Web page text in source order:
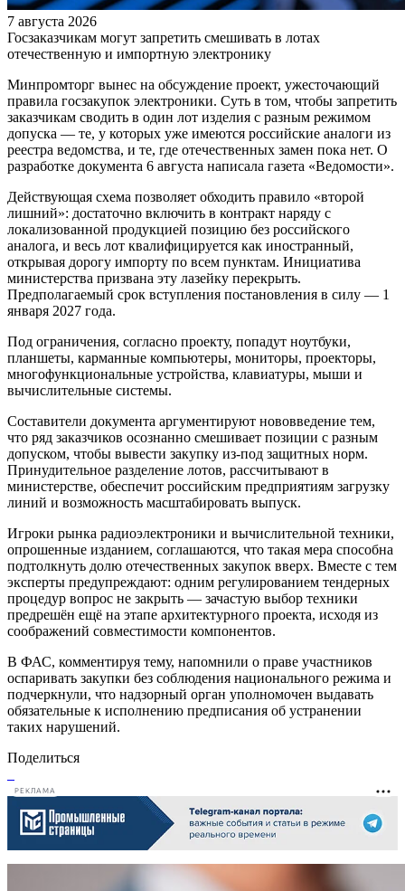
7 августа 2026
Госзаказчикам могут запретить смешивать в лотах
отечественную и импортную электронику
Минпромторг вынес на обсуждение проект, ужесточающий
правила госзакупок электроники. Суть в том, чтобы запретить
заказчикам сводить в один лот изделия с разным режимом
допуска — те, у которых уже имеются российские аналоги из
реестра ведомства, и те, где отечественных замен пока нет. О
разработке документа 6 августа написала газета «Ведомости».
Действующая схема позволяет обходить правило «второй
лишний»: достаточно включить в контракт наряду с
локализованной продукцией позицию без российского
аналога, и весь лот квалифицируется как иностранный,
открывая дорогу импорту по всем пунктам. Инициатива
министерства призвана эту лазейку перекрыть.
Предполагаемый срок вступления постановления в силу — 1
января 2027 года.
Под ограничения, согласно проекту, попадут ноутбуки,
планшеты, карманные компьютеры, мониторы, проекторы,
многофункциональные устройства, клавиатуры, мыши и
вычислительные системы.
Составители документа аргументируют нововведение тем,
что ряд заказчиков осознанно смешивает позиции с разным
допуском, чтобы вывести закупку из-под защитных норм.
Принудительное разделение лотов, рассчитывают в
министерстве, обеспечит российским предприятиям загрузку
линий и возможность масштабировать выпуск.
Игроки рынка радиоэлектроники и вычислительной техники,
опрошенные изданием, соглашаются, что такая мера способна
подтолкнуть долю отечественных закупок вверх. Вместе с тем
эксперты предупреждают: одним регулированием тендерных
процедур вопрос не закрыть — зачастую выбор техники
предрешён ещё на этапе архитектурного проекта, исходя из
соображений совместимости компонентов.
В ФАС, комментируя тему, напомнили о праве участников
оспаривать закупки без соблюдения национального режима и
подчеркнули, что надзорный орган уполномочен выдавать
обязательные к исполнению предписания об устранении
таких нарушений.
Поделиться
РЕКЛАМА